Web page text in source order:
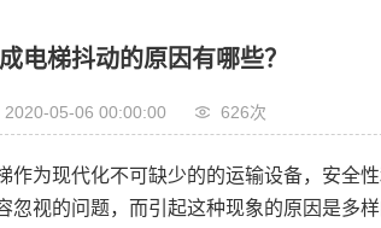
电梯抖动的原因有哪些？
2020-05-06 00:00:00 626次
作为现代化不可缺少的的运输设备，安全
忽视的问题，而引起这种现象的原因是多